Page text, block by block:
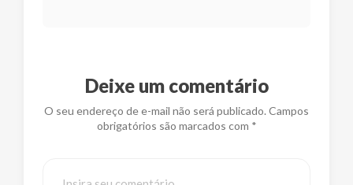
Deixe um comentário
O seu endereço de e-mail não será publicado. Campos
obrigatórios são marcados com *